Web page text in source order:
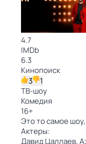
4.7
IMDb
6.3
Кинопоиск
3
1
ТВ-шоу
Комедия
16+
Это то самое
Актеры:
Давид Цаллаев,